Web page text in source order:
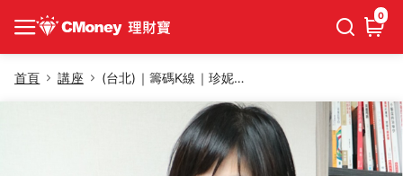
0
首頁 講座 (台北)｜籌碼K線｜珍妮-股市贏家速成班